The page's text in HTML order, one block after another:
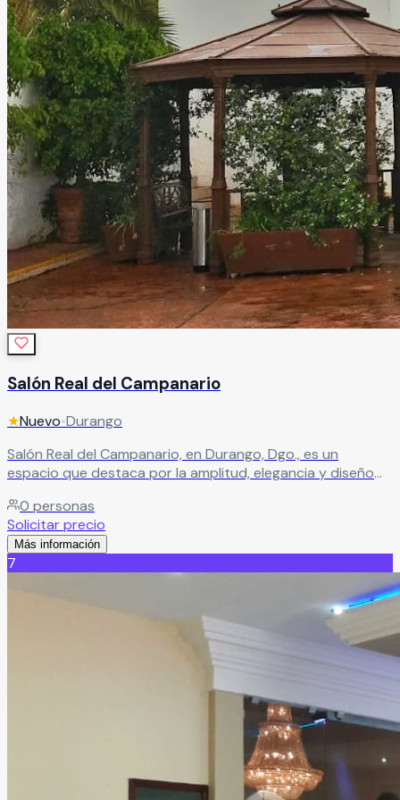
Salón Real del Campanario
★Nuevo•Durango
Salón Real del Campanario, en Durango, Dgo., es un
espacio que destaca por la amplitud, elegancia y diseño
para bodas, XV años y todo tipo de eventos, creando un
ambiente distinguido e inolvidable para cada celebración.
Leer más
0 personas
Solicitar precio
Más información
7